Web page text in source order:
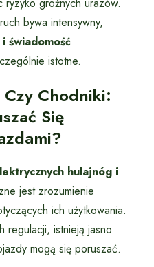
bywa intensywny,
świadomość
istotne.
Chodniki:
Się
hulajnóg i
jest zrozumienie
ich użytkowania.
regulacji, istnieją jasno
mogą się poruszać.